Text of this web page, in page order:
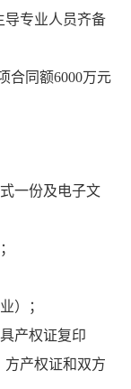
导专业人员齐备
合同额6000万元
一份及电子文
）；
产权证复印
方产权证和双方